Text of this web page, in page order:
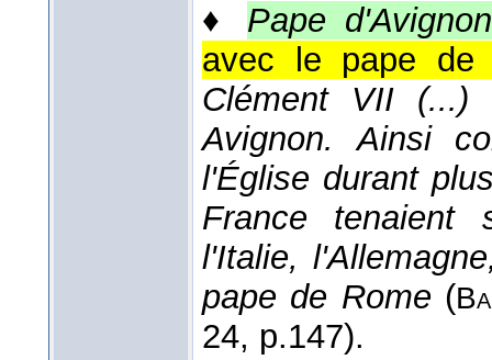
♦ Pape d'Avignon
avec le pape de
Clément VII (...)
Avignon. Ainsi
l'Église durant
France tenaient
l'Italie,
pape de Rome (
24, p.147).